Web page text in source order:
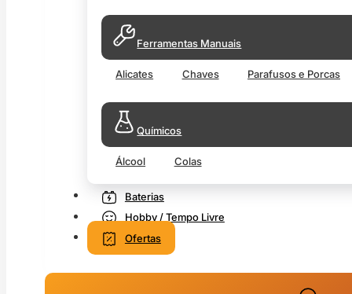
Ferramentas Manuais
Alicates Chaves Parafusos e Porcas
Químicos
Álcool Colas
Baterias
Hobby / Tempo Livre
Ofertas